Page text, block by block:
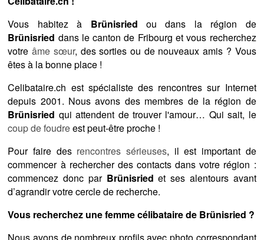
Vous habitez à Brünisried ou dans la région de
Brünisried dans le canton de Fribourg et vous recherchez
votreâme sœur, des sorties ou de nouveaux amis ? Vous
êtes à la bonne place !
Celibataire.ch est spécialiste des rencontres sur Internet
depuis 2001. Nous avons des membres de la région de
Brünisried qui attendent de trouver l'amour… Qui sait, le
coup de foudreest peut-être proche !
Pour faire des rencontres sérieuses, il est important de
commencer à rechercher des contacts dans votre région :
commencez donc par Brünisried et ses alentours avant
d’agrandir votre cercle de recherche.
Vous recherchez une femme célibataire de Brünisried ?